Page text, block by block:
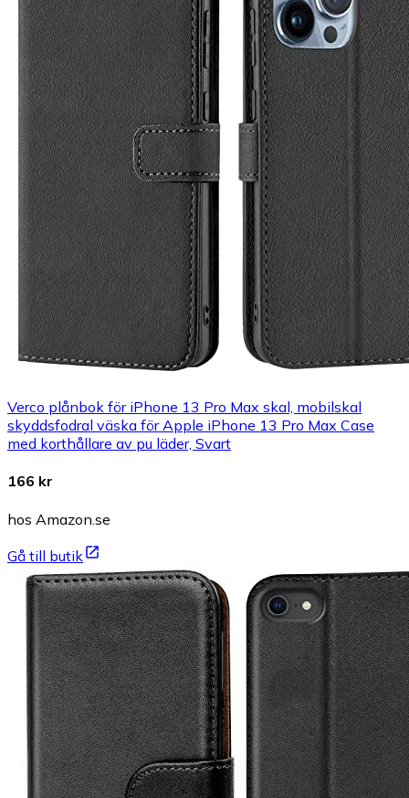
Verco plånbok för iPhone 13 Pro Max skal, mobilskal
skyddsfodral väska för Apple iPhone 13 Pro Max Case
med korthållare av pu läder, Svart
166 kr
hos Amazon.se
Gå till butik